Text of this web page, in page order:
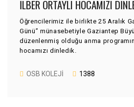
İLBER ORTAYLI HOCAMIZI
Öğrencilerimiz ile birlikte 25 Aralık
Günü” münasebetiyle Gaziantep
düzenlenmiş olduğu anma
hocamızı dinledik.
OSB KOLEJI 1388